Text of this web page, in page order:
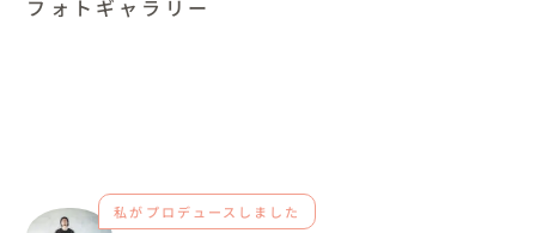
フォトギャラリー
私がプロデュースしました